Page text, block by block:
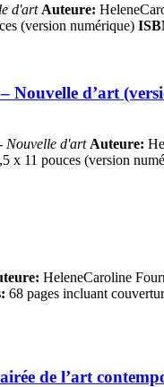
d'art Auteure:
(version numérique)
Nouvelle d’art
Nouvelle d'art Auteure:
x 11 pouces (version
HeleneCaroline
68 pages incluant
de l’art